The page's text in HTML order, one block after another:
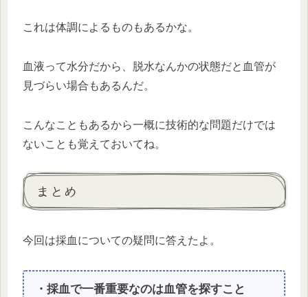
これは体調によるものもあるかな。
血液って水分だから、脱水なんかの状態だと血管が
見づらい場合もあるんだ。
こんなこともあるから一概に技術的な問題だけでは
ないことも覚えておいてね。
まとめ
今回は採血についての疑問に答えたよ。
・採血で一番重要なのは血管を探すこと